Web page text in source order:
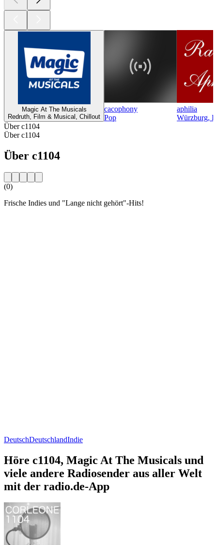
Magic At The Musicals
Redruth, Film & Musical, Chillout
cacophony
Pop
aphilia
Würzburg,
Über c1104
Über c1104
Über c1104
(0)
Frische Indies und "Lange nicht gehört"-Hits!
DeutschDeutschlandIndie
Höre c1104, Magic At The Musicals und
viele andere Radiosender aus aller Welt
mit der radio.de-App